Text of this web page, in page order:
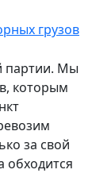
грузов
партии. Мы
которым
за свой
обходится